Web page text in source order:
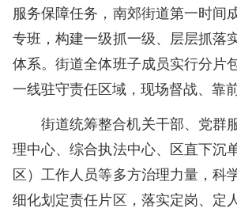
服务保障任务，南郊街道第一时间
专班，构建一级抓一级、层层抓落
体系。街道全体班子成员实行分片
一线驻守责任区域，现场督战、靠
街道统筹整合机关干部、党群
理中心、综合执法中心、区直下沉
区）工作人员等多方治理力量，科
细化划定责任片区，落实定岗、定